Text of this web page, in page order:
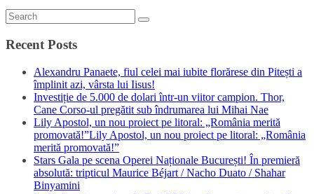
Recent Posts
Alexandru Panaete, fiul celei mai iubite florărese din Pitești a
împlinit azi, vârsta lui Iisus!
Investiție de 5.000 de dolari într-un viitor campion. Thor,
Cane Corso-ul pregătit sub îndrumarea lui Mihai Nae
Lily Apostol, un nou proiect pe litoral: „România merită
promovată!”Lily Apostol, un nou proiect pe litoral: „România
merită promovată!”
Stars Gala pe scena Operei Naționale București! În premieră
absolută: tripticul Maurice Béjart / Nacho Duato / Shahar
Binyamini